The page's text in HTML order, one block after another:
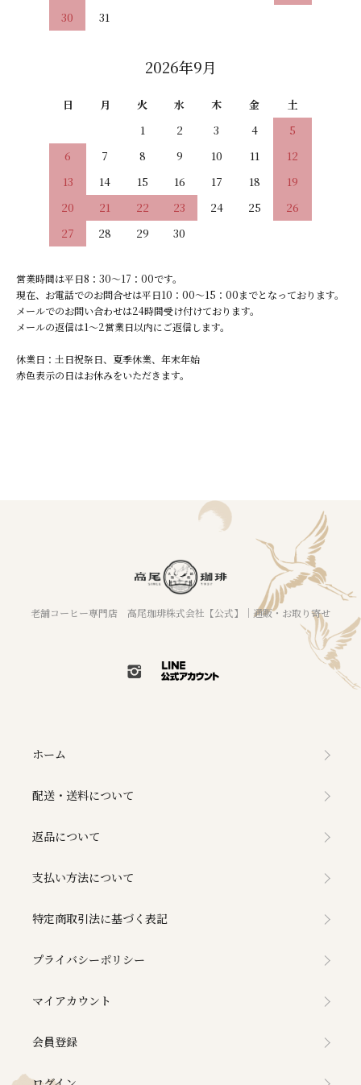
30
31
2026年9月
日 月 火 水 木 金
土
1
2 3 4
5
6
7 8 9 10 11
12
13
14 15 16 17 18
19
20
21 22 23 24 25
26
27
28 29 30
営業時間は平日8：30～17：00です。
現在、お電話でのお問合せは平日10：00～15：00までとなっております。
メールでのお問い合わせは24時間受け付けております。
メールの返信は1～2営業日以内にご返信します。
休業日：土日祝祭日、夏季休業、年末年始
赤色表示の日はお休みをいただきます。
老舗コーヒー専門店 高尾珈琲株式会社【公式】｜通販・お取り寄せ
ホーム
配送・送料について
返品について
支払い方法について
特定商取引法に基づく表記
プライバシーポリシー
マイアカウント
会員登録